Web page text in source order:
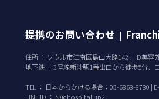
提携のお問い合わせ |
住所 ： ソウル市江南区島山大路142、ID美容
地下鉄 ： 3号線新沙駅1番出口から徒歩5分、
TEL ： 日本からかける場合：03-6868-8780 |
LINE ID ： @idhospital_jp2